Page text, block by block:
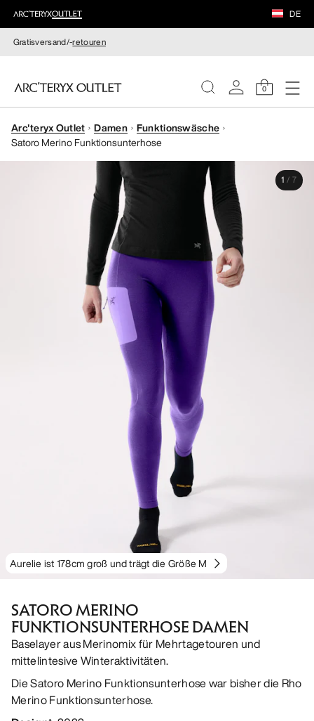
DE
Gratisversand/-retouren
0
DAMEN
Arc'teryx Outlet Damen
Funktionswäsche
Satoro Merino Funktionsunterhose
Aurelie ist 178cm groß und trägt die Größe M
1 / 7
SATORO MERINO
FUNKTIONSUNTERHOSE DAMEN
Baselayer aus Merinomix für Mehrtagetouren und
mittelintesive Winteraktivitäten.
Die Satoro Merino Funktionsunterhose war bisher die Rho
Merino Funktionsunterhose.